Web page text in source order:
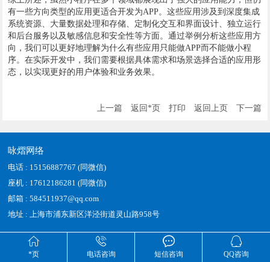

*页

电话咨询

短信咨询

QQ咨询
有一些方向类型的应用更适合开发为APP。这些应用涉及到深度集成
系统资源、大量数据处理和存储、定制化交互和界面设计、独立运行
和后台服务以及敏感信息和安全性等方面。通过举例分析这些应用方
向，我们可以更好地理解为什么有些应用只能做APP而不能做小程
序。在实际开发中，我们需要根据具体需求和场景选择合适的应用形
态，以实现更好的用户体验和业务效果。
上一篇 返回*页 打印 返回上页 下一篇
咏熠网络
电话 : 15156887767 (同微信)
座机 : 17612186281 (同微信)
邮箱 : 584511937@qq.com
地址 : 上海市浦东新区洋泾街道灵山路958号